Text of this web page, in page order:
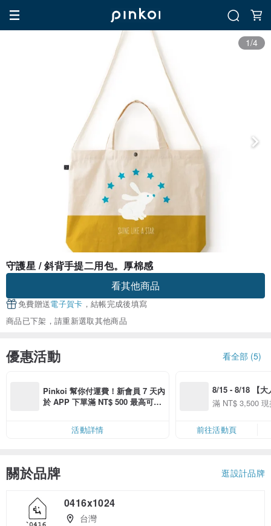
1/4
守護星 / 斜背手提二用包。厚棉感
看其他商品
免費贈送電子賀卡 ，結帳完成後填寫
商品已下架，請重新選取其他商品
優惠活動 看全部 (5)
Pinkoi 幫你付運費！新會員 7 天內
於 APP 下單滿 NT$ 500 最高可折
活動詳情
8/15 - 8/18 【大
季】滿
50
滿 NT$ 3,500
前往活動頁
關於品牌 逛設計品牌
0416x1024
台灣